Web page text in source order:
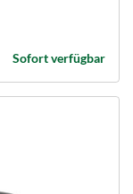
Sofort verfügbar